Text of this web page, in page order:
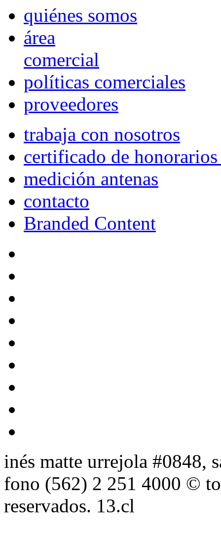
quiénes somos
área
comercial
políticas comerciales
proveedores
trabaja con nosotros
certificado de
medición antenas
contacto
Branded Content
inés matte urrejola #0848,
fono (562) 2 251 4000 ©
reservados. 13.cl